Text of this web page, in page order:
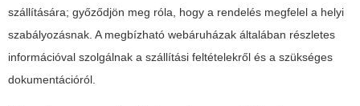
szállítására; győződjön meg róla, hogy a rendelés megfelel a helyi
szabályozásnak. A megbízható webáruházak általában részletes
információval szolgálnak a szállítási feltételekről és a szükséges
dokumentációról.